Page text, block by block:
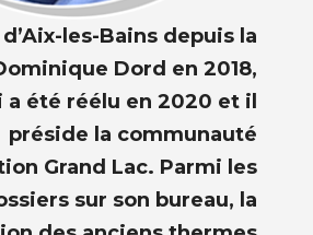
les-Bains depuis la
Dord en 2018,
été réélu en 2020 et il
préside la communauté
Grand Lac. Parmi les
sur son bureau, la